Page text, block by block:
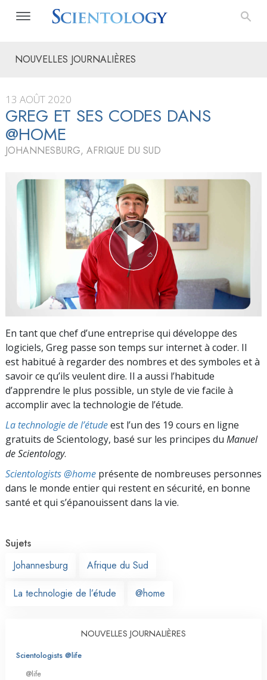
NOUVELLES JOURNALIÈRES
13 AOÛT 2020
GREG ET SES CODES DANS
@HOME
JOHANNESBURG, AFRIQUE DU SUD
En tant que chef d’une entreprise qui développe des
logiciels, Greg passe son temps sur internet à coder. Il
est habitué à regarder des nombres et des symboles et à
savoir ce qu’ils veulent dire. Il a aussi l’habitude
d’apprendre le plus possible, un style de vie facile à
accomplir avec la technologie de l’étude.
La technologie de l’étudeest l’un des 19 cours en ligne
gratuits de Scientology, basé sur les principes du Manuel
de Scientology.
Scientologists @home présente de nombreuses personnes
dans le monde entier qui restent en sécurité, en bonne
santé et qui s’épanouissent dans la vie.
Sujets
Johannesburg
Afrique du Sud
La technologie de l’étude @home
NOUVELLES JOURNALIÈRES
Scientologists @life
@life